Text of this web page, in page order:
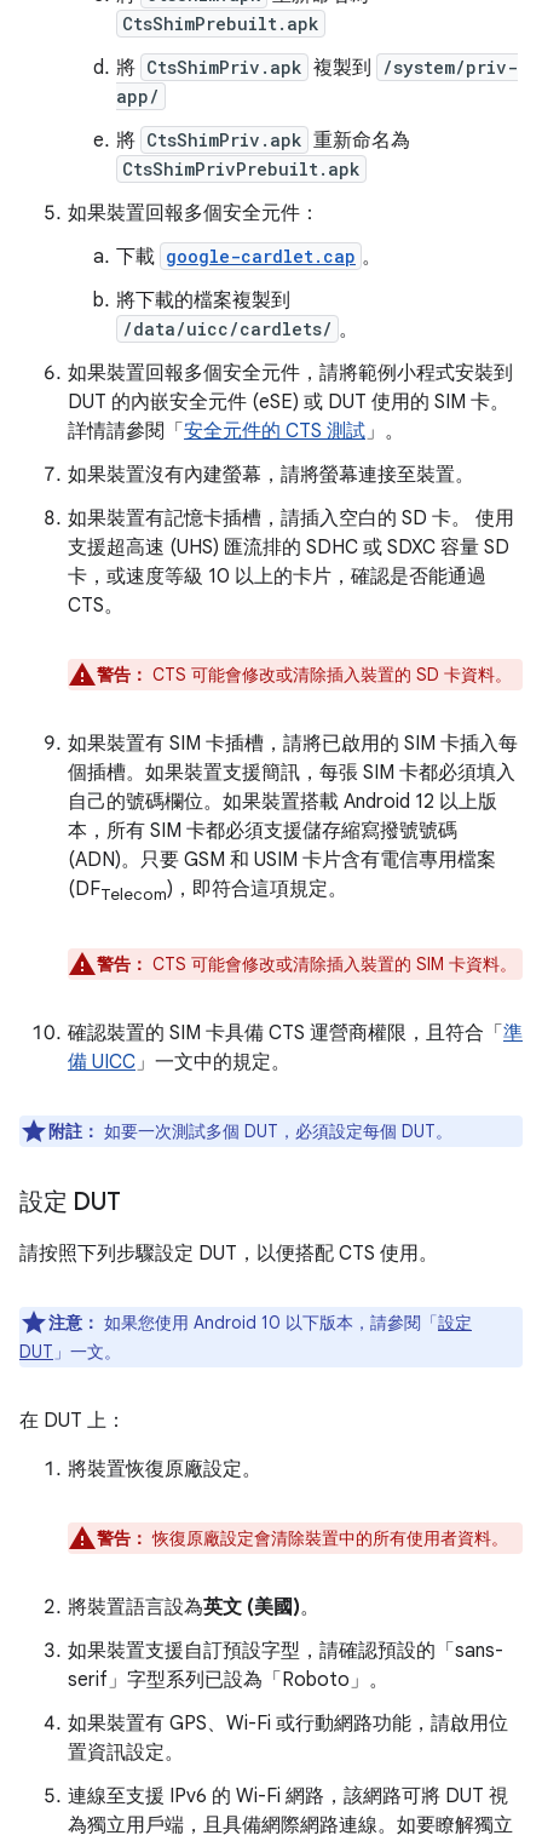
CtsShimPrebuilt.apk
將 CtsShimPriv.apk 複製到
/system/priv-
app/
將 CtsShimPriv.apk 重新命名為
CtsShimPrivPrebuilt.apk
如果裝置回報多個安全元件：
下載 google-cardlet.cap 。
將下載的檔案複製到
/data/uicc/cardlets/ 。
如果裝置回報多個安全元件，請將範例小程式安裝到
DUT 的內嵌安全元件 (eSE) 或 DUT 使用的 SIM 卡。
詳情請參閱「 安全元件的 CTS 測試」。
如果裝置沒有內建螢幕，請將螢幕連接至裝置。
如果裝置有記憶卡插槽，請插入空白的 SD 卡。 使用
支援超高速 (UHS) 匯流排的 SDHC 或 SDXC 容量 SD
卡，或速度等級 10 以上的卡片，確認是否能通過
CTS。
警告： CTS 可能會修改或清除插入裝置的 SD 卡資料。
如果裝置有 SIM 卡插槽，請將已啟用的 SIM 卡插入每
個插槽。如果裝置支援簡訊，每張 SIM 卡都必須填入
自己的號碼欄位。如果裝置搭載 Android 12 以上版
本，所有 SIM 卡都必須支援儲存縮寫撥號號碼
(ADN)。只要 GSM 和 USIM 卡片含有電信專用檔案
(DFTelecom)，即符合這項規定。
警告： CTS 可能會修改或清除插入裝置的 SIM 卡資料。
確認裝置的 SIM 卡具備 CTS 運營商權限，且符合「 準
備 UICC」一文中的規定。
附註： 如要一次測試多個 DUT，必須設定每個 DUT。
設定 DUT
請按照下列步驟設定 DUT，以便搭配 CTS 使用。
注意： 如果您使用 Android 10 以下版本，請參閱「設定
DUT 」一文。
在 DUT 上：
將裝置恢復原廠設定。
警告： 恢復原廠設定會清除裝置中的所有使用者資料。
將裝置語言設為英文 (美國)。
如果裝置支援自訂預設字型，請確認預設的「sans-
serif」 字型系列已設為「Roboto」 。
如果裝置有 GPS、Wi-Fi 或行動網路功能，請啟用位
置資訊設定。
連線至支援 IPv6 的 Wi-Fi 網路，該網路可將 DUT 視
為獨立用戶端，且具備網際網路連線。如要瞭解獨立